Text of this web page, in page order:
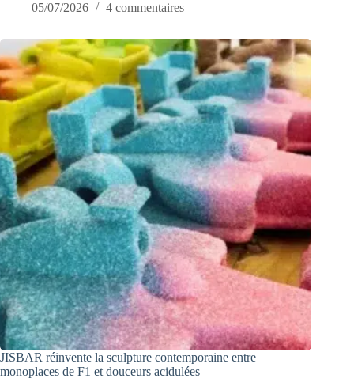
05/07/2026
4 commentaires
JISBAR réinvente la sculpture contemporaine entre
monoplaces de F1 et douceurs acidulées